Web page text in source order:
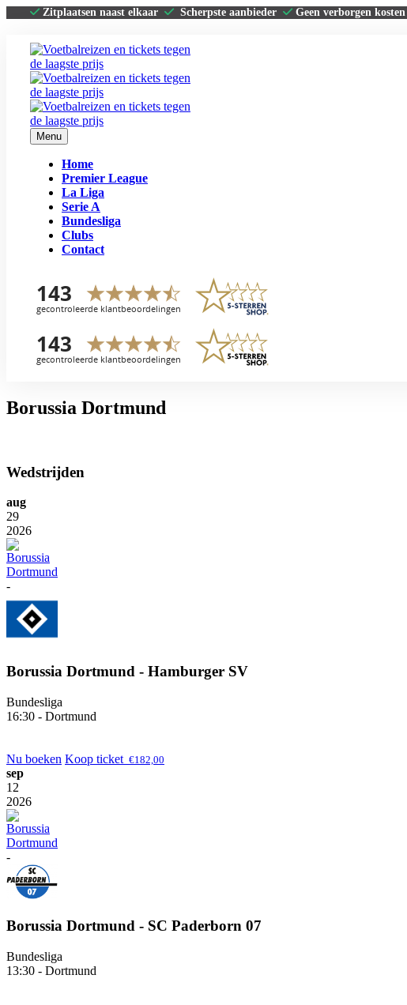
Zitplaatsen naast elkaar Scherpste aanbieder Geen verborgen kosten
Menu
Home
Premier League
La Liga
Serie A
Bundesliga
Clubs
Contact
Borussia Dortmund
Wedstrijden
aug
29
2026
-
Borussia Dortmund - Hamburger SV
Bundesliga
16:30 - Dortmund
Nu boeken Koop ticket €182,00
sep
12
2026
-
Borussia Dortmund - SC Paderborn 07
Bundesliga
13:30 - Dortmund